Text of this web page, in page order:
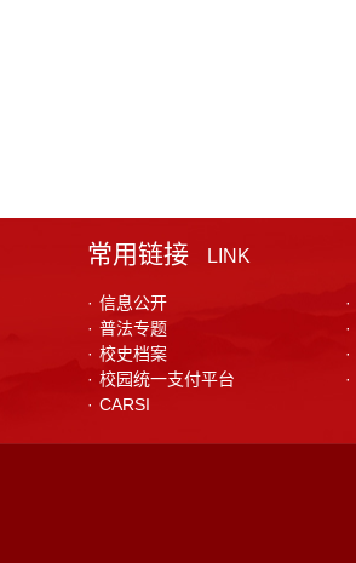
常用链接 LINK
· 信息公开 ·
· 普法专题 ·
· 校史档案 ·
· 校园统一支付平台 ·
· CARSI